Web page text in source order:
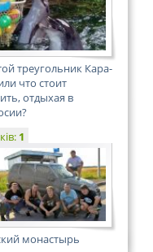
треугольник Кара-
что стоит
отдыхая в
1
монастырь